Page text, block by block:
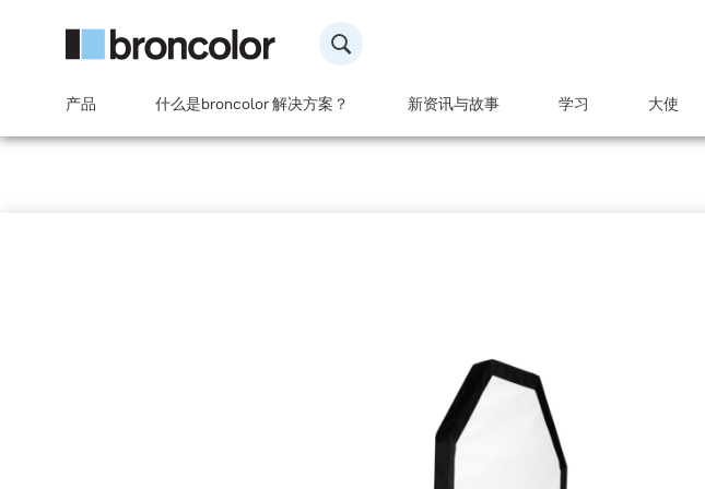
产品 什么是broncolor 解决方案？ 新资讯与故事 学习 大使